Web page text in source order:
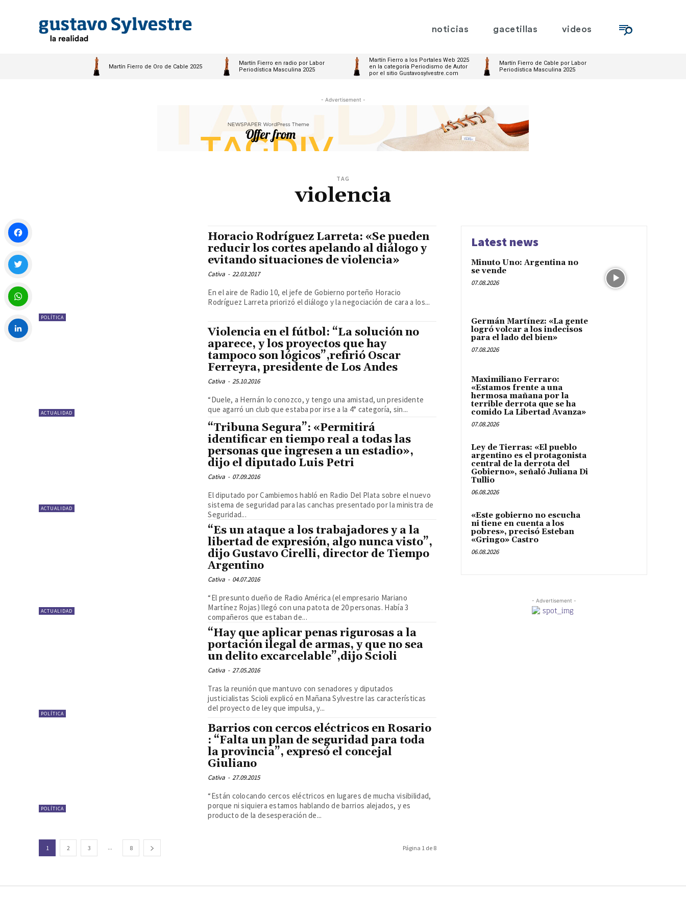
noticias gacetillas videos
Martín Fierro de Oro de Cable 2025
Martín Fierro en radio por Labor
Periodística Masculina 2025
Martín Fierro a los Portales Web 2025
en la categoría Periodismo de Autor
por el sitio Gustavosylvestre.com
Martín Fierro de Cable por Labor
Periodística Masculina 2025
- Advertisement -
TAG
violencia
POLÍTICA
Horacio Rodríguez Larreta: «Se pueden
reducir los cortes apelando al diálogo y
evitando situaciones de violencia»
Cativa - 22.03.2017
En el aire de Radio 10, el jefe de Gobierno porteño Horacio
Rodríguez Larreta priorizó el diálogo y la negociación de cara a los...
ACTUALIDAD
Violencia en el fútbol: “La solución no
aparece, y los proyectos que hay
tampoco son lógicos”,refirió Oscar
Ferreyra, presidente de Los Andes
Cativa - 25.10.2016
“Duele, a Hernán lo conozco, y tengo una amistad, un presidente
que agarró un club que estaba por irse a la 4° categoría, sin...
ACTUALIDAD
“Tribuna Segura”: «Permitirá
identificar en tiempo real a todas las
personas que ingresen a un estadio»,
dijo el diputado Luis Petri
Cativa - 07.09.2016
El diputado por Cambiemos habló en Radio Del Plata sobre el nuevo
sistema de seguridad para las canchas presentado por la ministra de
Seguridad...
ACTUALIDAD
“Es un ataque a los trabajadores y a la
libertad de expresión, algo nunca visto”,
dijo Gustavo Cirelli, director de Tiempo
Argentino
Cativa - 04.07.2016
“El presunto dueño de Radio América (el empresario Mariano
Martínez Rojas) llegó con una patota de 20 personas. Había 3
compañeros que estaban de...
POLÍTICA
“Hay que aplicar penas rigurosas a la
portación ilegal de armas, y que no sea
un delito excarcelable”,dijo Scioli
Cativa - 27.05.2016
Tras la reunión que mantuvo con senadores y diputados
justicialistas Scioli explicó en Mañana Sylvestre las características
del proyecto de ley que impulsa, y...
POLÍTICA
Barrios con cercos eléctricos en Rosario
: “Falta un plan de seguridad para toda
la provincia”, expresó el concejal
Giuliano
Cativa - 27.09.2015
“Están colocando cercos eléctricos en lugares de mucha visibilidad,
porque ni siquiera estamos hablando de barrios alejados, y es
producto de la desesperación de...
1 2 3 ... 8 Página 1 de 8
Latest news
Minuto Uno: Argentina no
se vende
07.08.2026
Germán Martínez: «La gente
logró volcar a los indecisos
para el lado del bien»
07.08.2026
Maximiliano Ferraro:
«Estamos frente a una
hermosa mañana por la
terrible derrota que se ha
comido La Libertad Avanza»
07.08.2026
Ley de Tierras: «El pueblo
argentino es el protagonista
central de la derrota del
Gobierno», señaló Juliana Di
Tullio
06.08.2026
«Este gobierno no escucha
ni tiene en cuenta a los
pobres», precisó Esteban
«Gringo» Castro
06.08.2026
- Advertisement -
Facebook
Twitter
WhatsApp